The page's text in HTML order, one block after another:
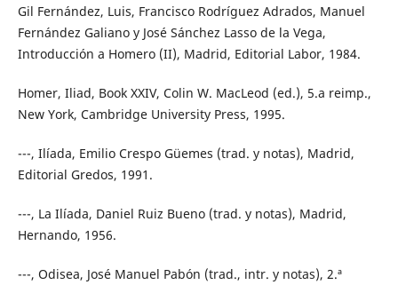
Gil Fernández, Luis, Francisco Rodríguez Adrados, Manuel
Fernández Galiano y José Sánchez Lasso de la Vega,
Introducción a Homero (II), Madrid, Editorial Labor, 1984.
Homer, Iliad, Book XXIV, Colin W. MacLeod (ed.), 5.a reimp.,
New York, Cambridge University Press, 1995.
---, Ilíada, Emilio Crespo Güemes (trad. y notas), Madrid,
Editorial Gredos, 1991.
---, La Ilíada, Daniel Ruiz Bueno (trad. y notas), Madrid,
Hernando, 1956.
---, Odisea, José Manuel Pabón (trad., intr. y notas), 2.ª